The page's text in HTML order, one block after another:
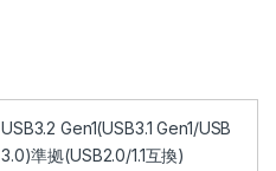
USB3.2 Gen1(USB3.1 Gen1/USB
3.0)準拠(USB2.0/1.1互換)